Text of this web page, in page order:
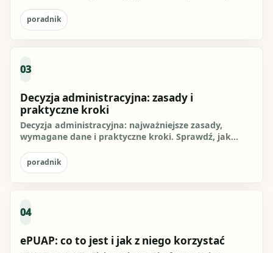
poradnik
03
Decyzja administracyjna: zasady i
praktyczne kroki
Decyzja administracyjna: najważniejsze zasady,
wymagane dane i praktyczne kroki. Sprawdź, jak
poradnik
04
ePUAP: co to jest i jak z niego korzystać